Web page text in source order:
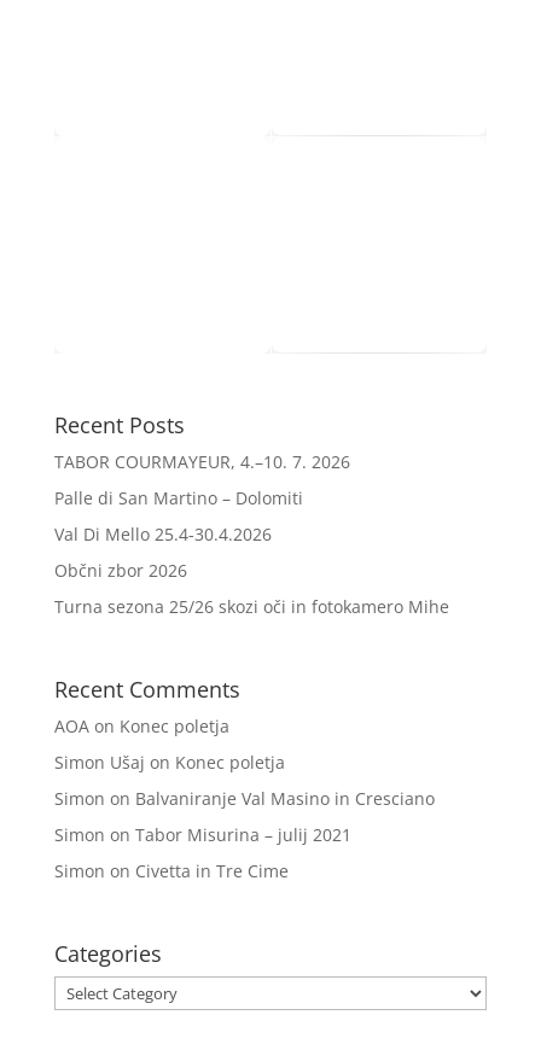
Recent Posts
TABOR COURMAYEUR, 4.–10. 7. 2026
Palle di San Martino – Dolomiti
Val Di Mello 25.4-30.4.2026
Občni zbor 2026
Turna sezona 25/26 skozi oči in fotokamero Mihe
Recent Comments
AOAon Konec poletja
Simon Ušaj on Konec poletja
Simon on Balvaniranje Val Masino in Cresciano
Simon on Tabor Misurina – julij 2021
Simon on Civetta in Tre Cime
Categories
Categories